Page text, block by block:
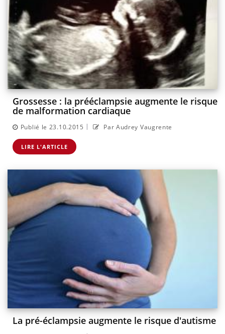
Grossesse : la prééclampsie augmente le risque
de malformation cardiaque
Publié le 23.10.2015 | Par Audrey Vaugrente
LIRE L'ARTICLE
La pré-éclampsie augmente le risque d'autisme